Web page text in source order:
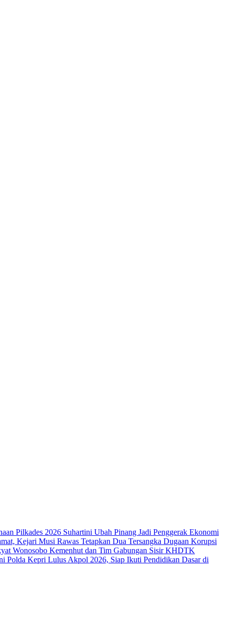
Pilkades 2026 Suhartini Ubah Pinang Jadi Penggerak Ekonomi
Kejari Musi Rawas Tetapkan Dua Tersangka Dugaan Korupsi
Wonosobo Kemenhut dan Tim Gabungan Sisir KHDTK
Polda Kepri Lulus Akpol 2026, Siap Ikuti Pendidikan Dasar di